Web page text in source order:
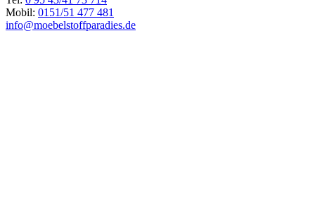
Mobil: 0151/51 477 481
info@moebelstoffparadies.de